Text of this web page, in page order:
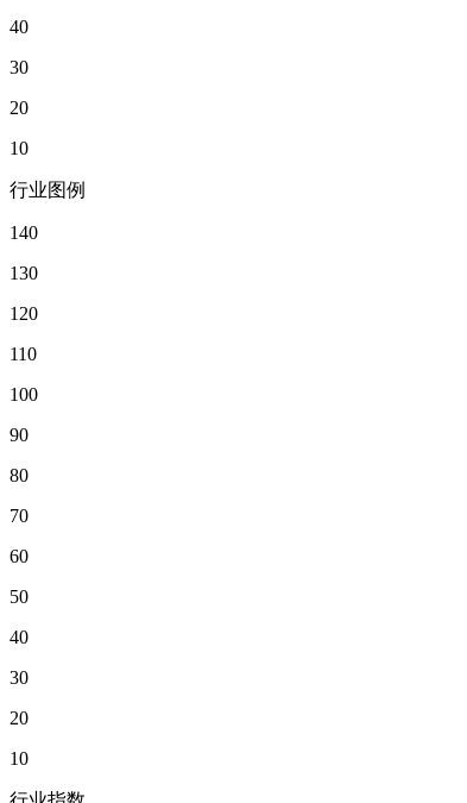
40
30
20
10
行业图例
140
130
120
110
100
90
80
70
60
50
40
30
20
10